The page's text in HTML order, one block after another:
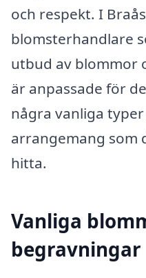
och respekt. I
blomsterhandlare
utbud av blommor
är anpassade för
några vanliga
arrangemang som
hitta.
Vanliga
begravningar